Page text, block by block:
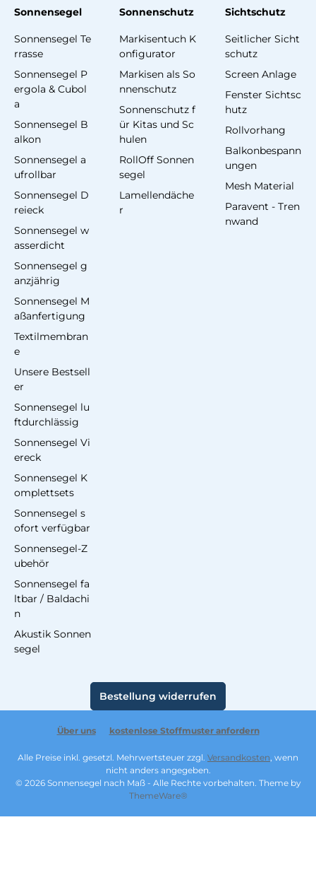
Sonnensegel
Sonnensegel Te
rrasse
Sonnensegel P
ergola & Cubol
a
Sonnensegel B
alkon
Sonnensegel a
ufrollbar
Sonnensegel D
reieck
Sonnensegel w
asserdicht
Sonnensegel g
anzjährig
Sonnensegel M
aßanfertigung
Textilmembran
e
Unsere Bestsell
er
Sonnensegel lu
ftdurchlässig
Sonnensegel Vi
ereck
Sonnensegel K
omplettsets
Sonnensegel s
ofort verfügbar
Sonnensegel-Z
ubehör
Sonnensegel fa
ltbar / Baldachi
n
Akustik Sonnen
segel
Sonnenschutz
Markisentuch K
onfigurator
Markisen als So
nnenschutz
Sonnenschutz f
ür Kitas und Sc
hulen
RollOff Sonnen
segel
Lamellendäche
r
Sichtschutz
Seitlicher Sicht
schutz
Screen Anlage
Fenster Sichtsc
hutz
Rollvorhang
Balkonbespann
ungen
Mesh Material
Paravent - Tren
nwand
Bestellung widerrufen
Über uns kostenlose Stoffmuster anfordern
Alle Preise inkl. gesetzl. Mehrwertsteuer zzgl. Versandkosten, wenn
nicht anders angegeben.
© 2026 Sonnensegel nach Maß - Alle Rechte vorbehalten. Theme by
ThemeWare®